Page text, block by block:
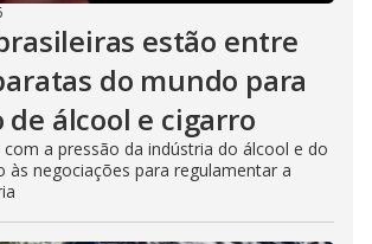
estão entre
do mundo para
de álcool e cigarro
a pressão da indústria do álcool e do
às negociações para regulamentar a